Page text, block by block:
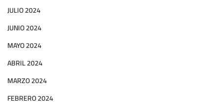
JULIO 2024
JUNIO 2024
MAYO 2024
ABRIL 2024
MARZO 2024
FEBRERO 2024